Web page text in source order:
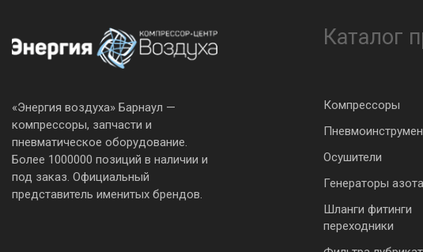
«Энергия воздуха» Барнаул —
компрессоры, запчасти и
пневматическое оборудование.
Более 1000000 позиций в наличии и
под заказ. Официальный
представитель именитых брендов.
Каталог
Компрессоры
Осушители
Генераторы азота
Шланги фитинги
переходники